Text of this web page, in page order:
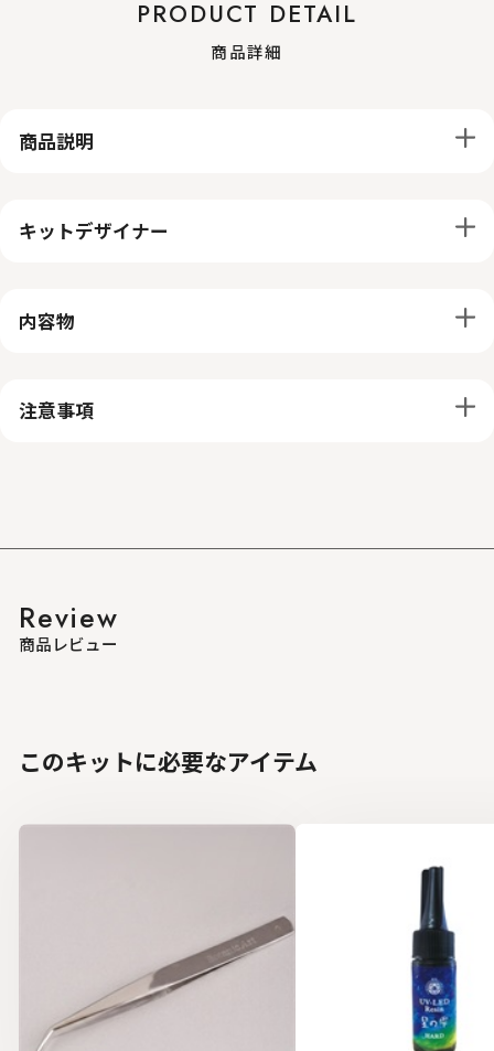
PRODUCT DETAIL
商品詳細
商品説明
キットデザイナー
内容物
注意事項
Review
商品レビュー
このキットに必要なアイテム